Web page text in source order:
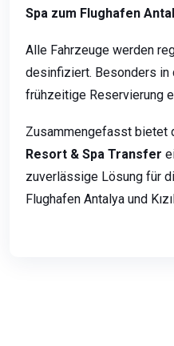
Spa zum Flughafen
Alle Fahrzeuge werden
desinfiziert. Besonders
frühzeitige Reservierung
Zusammengefasst bietet
Resort & Spa Transfer
zuverlässige Lösung für
Flughafen Antalya und